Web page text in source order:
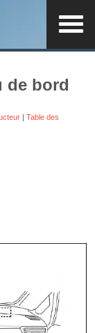
de bord
| Table des